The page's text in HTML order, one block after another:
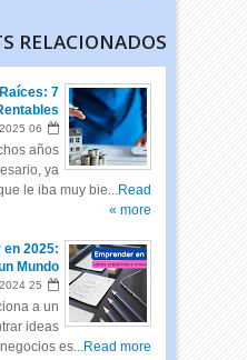
RELACIONADOS
7
06
2025
años
ya
le iba muy bie... Read
more »
2025:
Mundo
25
2024
a un
ideas
es... Read more »